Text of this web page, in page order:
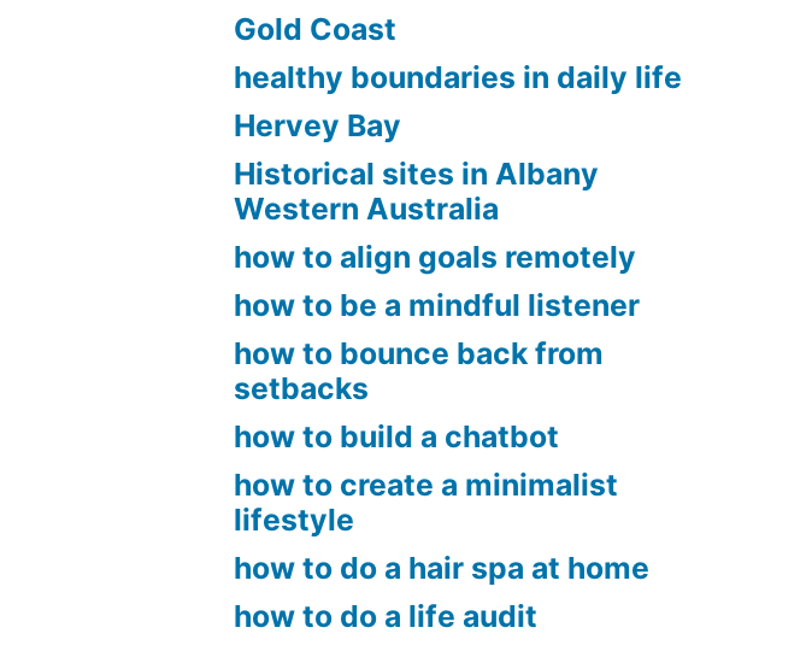
Gold Coast
healthy boundaries in daily life
Hervey Bay
Historical sites in Albany
Western Australia
how to align goals remotely
how to be a mindful listener
how to bounce back from
setbacks
how to build a chatbot
how to create a minimalist
lifestyle
how to do a hair spa at home
how to do a life audit